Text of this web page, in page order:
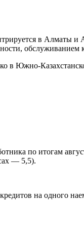
в Алматы и
обслуживанием
в Южно-
по итогам
— 5,5).
на одного